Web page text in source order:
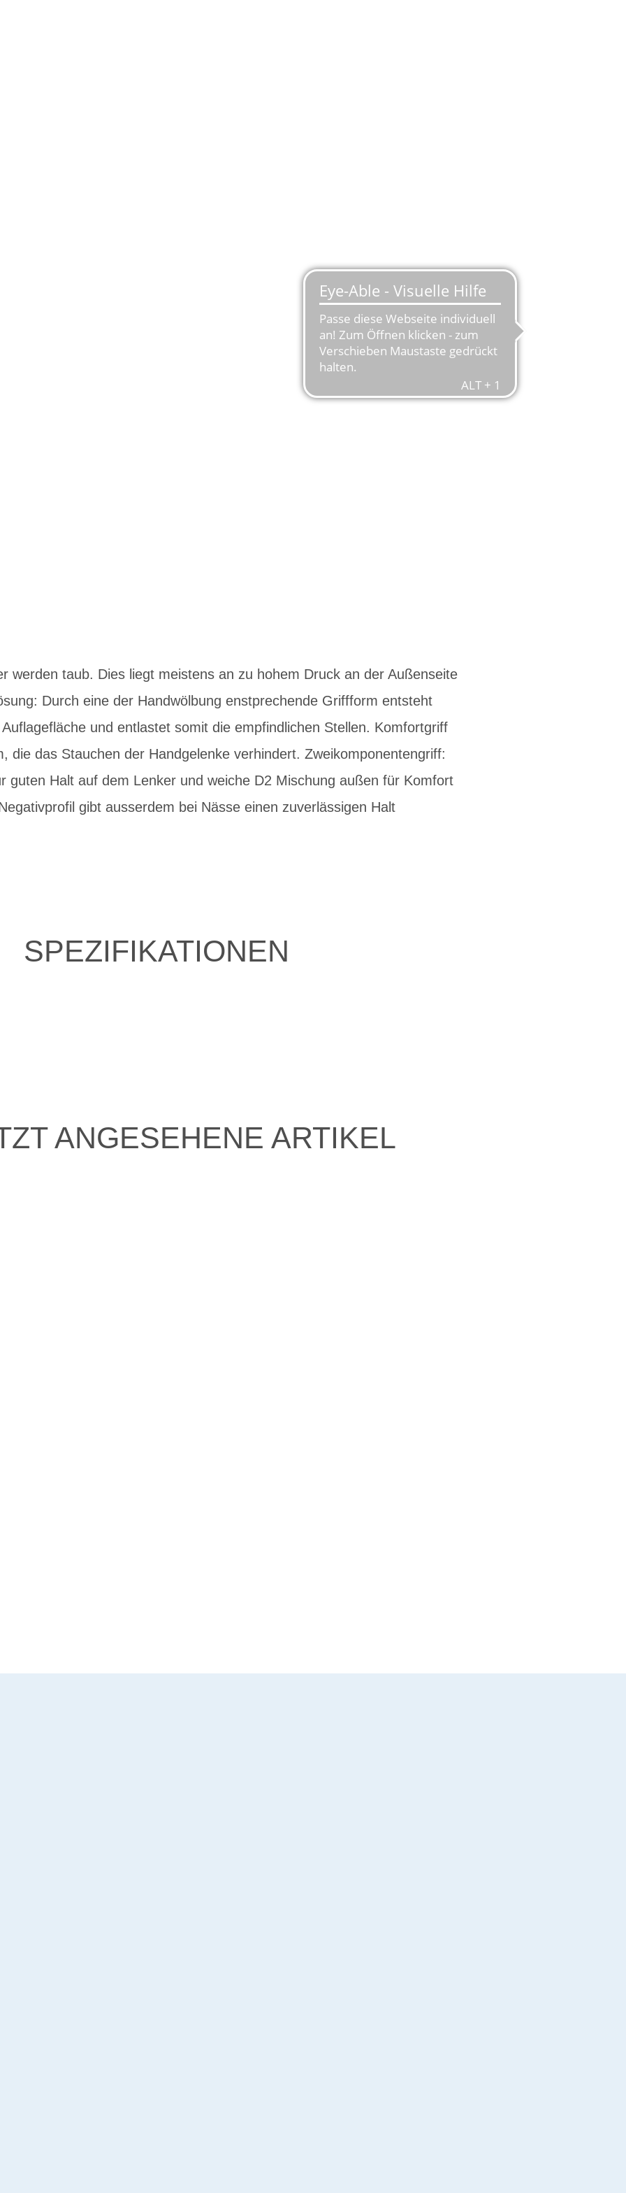
werden taub. Dies liegt meistens an zu hohem Druck an der Außenseite
Durch eine der Handwölbung enstprechende Griffform entsteht
und entlastet somit die empfindlichen Stellen. Komfortgriff
die das Stauchen der Handgelenke verhindert. Zweikomponentengriff:
guten Halt auf dem Lenker und weiche D2 Mischung außen für Komfort
gibt ausserdem bei Nässe einen zuverlässigen Halt
SPEZIFIKATIONEN
ANGESEHENE ARTIKEL